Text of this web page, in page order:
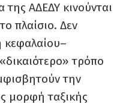
της ΑΔΕΔΥ κινούνται
πλαίσιο. Δεν
τρόπο
την
μορφή ταξικής